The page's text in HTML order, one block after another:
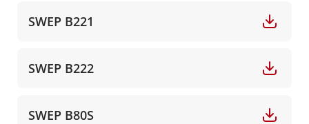
SWEP B221
SWEP B222
SWEP B80S